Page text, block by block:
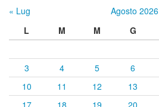
« Lug Agosto 2026
L
M M G
3
4 5 6
10
11 12 13